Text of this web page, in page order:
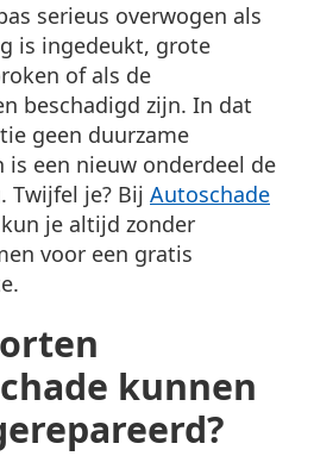
serieus overwogen als
is ingedeukt, grote
of als de
beschadigd zijn. In dat
geen duurzame
is een nieuw onderdeel de
Twijfel je? Bij Autoschade
kun je altijd zonder
voor een gratis
kunnen